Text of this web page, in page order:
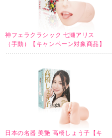
神フェラクラシック 七瀬アリス
（手動）【キャンペーン対象商品】
日本の名器 美艶 高橋しょう子【キ